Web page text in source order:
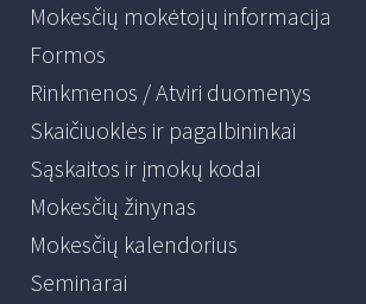
Mokesčių mokėtojų informacija
Formos
Rinkmenos / Atviri duomenys
Skaičiuoklės ir pagalbininkai
Sąskaitos ir įmokų kodai
Mokesčių žinynas
Mokesčių kalendorius
Seminarai